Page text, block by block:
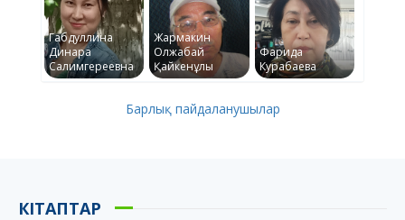
Габдуллина
Динара
Салимгереевна
Жармакин
Олжабай
Қайкенұлы
Фарида
Курабаева
Барлық пайдаланушылар
КІТАПТАР